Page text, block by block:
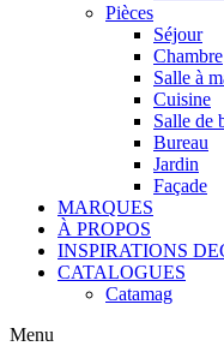
Pièces
Séjour
Chambre
Salle à
Cuisine
Salle de
Bureau
Jardin
Façade
MARQUES
À PROPOS
INSPIRATIONS
CATALOGUES
Catamag
Menu